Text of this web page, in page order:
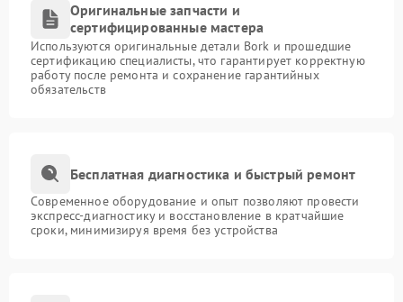
Оригинальные запчасти и
сертифицированные мастера
Используются оригинальные детали Bork и прошедшие
сертификацию специалисты, что гарантирует корректную
работу после ремонта и сохранение гарантийных
обязательств
Бесплатная диагностика и быстрый ремонт
Современное оборудование и опыт позволяют провести
экспресс-диагностику и восстановление в кратчайшие
сроки, минимизируя время без устройства